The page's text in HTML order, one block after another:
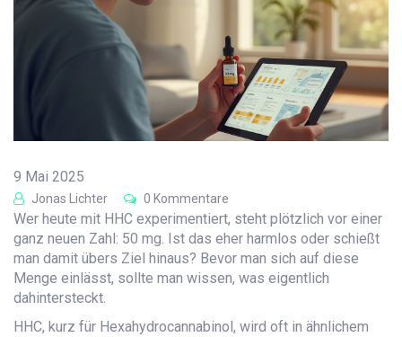
9 Mai 2025
Jonas Lichter 0 Kommentare
Wer heute mit HHC experimentiert, steht plötzlich vor einer
ganz neuen Zahl: 50 mg. Ist das eher harmlos oder schießt
man damit übers Ziel hinaus? Bevor man sich auf diese
Menge einlässt, sollte man wissen, was eigentlich
dahintersteckt.
HHC, kurz für Hexahydrocannabinol, wird oft in ähnlichem